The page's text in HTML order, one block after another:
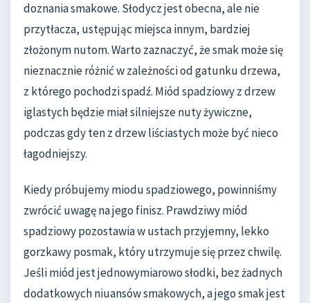
doznania smakowe. Słodycz jest obecna, ale nie
przytłacza, ustępując miejsca innym, bardziej
złożonym nutom. Warto zaznaczyć, że smak może się
nieznacznie różnić w zależności od gatunku drzewa,
z którego pochodzi spadź. Miód spadziowy z drzew
iglastych będzie miał silniejsze nuty żywiczne,
podczas gdy ten z drzew liściastych może być nieco
łagodniejszy.
Kiedy próbujemy miodu spadziowego, powinniśmy
zwrócić uwagę na jego finisz. Prawdziwy miód
spadziowy pozostawia w ustach przyjemny, lekko
gorzkawy posmak, który utrzymuje się przez chwilę.
Jeśli miód jest jednowymiarowo słodki, bez żadnych
dodatkowych niuansów smakowych, a jego smak jest